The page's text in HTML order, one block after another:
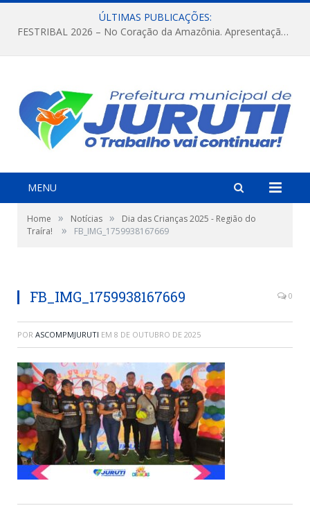
ÚLTIMAS PUBLICAÇÕES:
FESTRIBAL 2026 – No Coração da Amazônia. Apresentação da Munduruku.
MENU
Home » Notícias »
Dia das Crianças 2025 - Região do
Traíra!
» FB_IMG_1759938167669
FB_IMG_1759938167669 0
POR ASCOMPMJURUTI EM 8 DE OUTUBRO DE 2025